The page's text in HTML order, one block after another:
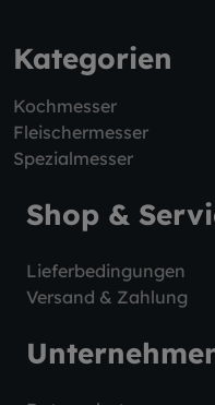
Kategorien
Kochmesser
Fleischermesser
Spezialmesser
Shop &
Lieferbedingungen
Versand & Zahlung